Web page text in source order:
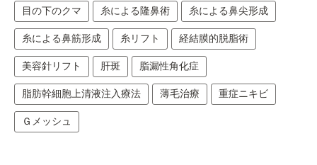
目の下のクマ 糸による隆鼻術 糸による鼻尖形成
糸による鼻筋形成 糸リフト 経結膜的脱脂術
美容針リフト 肝斑 脂漏性角化症
脂肪幹細胞上清液注入療法 薄毛治療 重症ニキビ
Ｇメッシュ